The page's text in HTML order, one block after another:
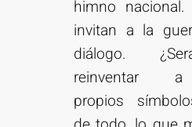
himno
invitan a la
diálogo.
reinventar
propios